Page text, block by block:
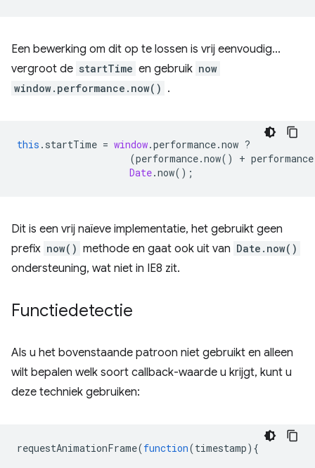
Een bewerking om dit op te lossen is vrij eenvoudig...
vergroot de startTime en gebruik now
window.performance.now() .
this . startTime = window.performance.now ?
(performance.now() + performance
Date.now();
Dit is een vrij naïeve implementatie, het gebruikt geen
prefix now() methode en gaat ook uit van Date.now()
ondersteuning, wat niet in IE8 zit.
Functiedetectie
Als u het bovenstaande patroon niet gebruikt en alleen
wilt bepalen welk soort callback-waarde u krijgt, kunt u
deze techniek gebruiken:
requestAnimationFrame(function(timestamp){